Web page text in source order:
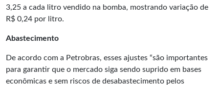
3,25 a cada litro vendido na bomba, mostrando variação de
R$ 0,24 por litro.
Abastecimento
De acordo com a Petrobras, esses ajustes “são importantes
para garantir que o mercado siga sendo suprido em bases
econômicas e sem riscos de desabastecimento pelos